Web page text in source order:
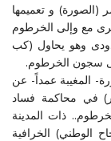
(الصورة) و تعميمها
مع وإلى الخرطوم
وهو يحاول (كب
سجون الخرطوم.
المغيبة عمداً- عن
في محاكمة فساد
ذات المدينة
الوطني) الخرافية